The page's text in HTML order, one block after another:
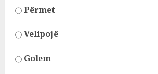
Përmet
Velipojë
Golem